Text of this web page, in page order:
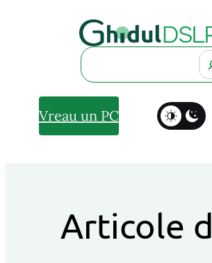
Search
Vreau un PC
Articole